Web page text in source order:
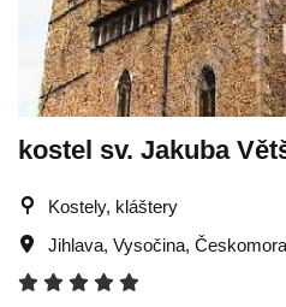
kostel sv. Jakuba
Kostely, kláštery
Jihlava, Vysočina,